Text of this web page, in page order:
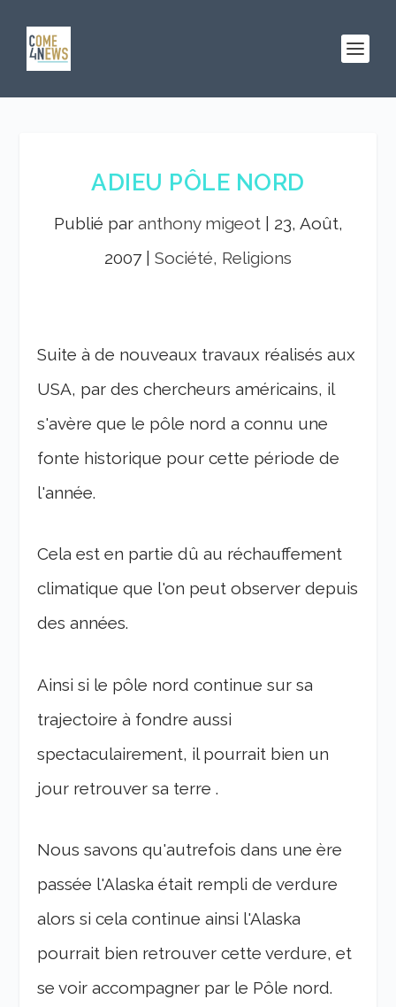
ADIEU PÔLE NORD
Publié par anthony migeot| 23, Août,
2007
Société, Religions
Suite à de nouveaux travaux réalisés aux
USA, par des chercheurs américains, il
s'avère que le pôle nord a connu une
fonte historique pour cette période de
l'année.
Cela est en partie dû au réchauffement
climatique que l'on peut observer depuis
des années.
Ainsi si le pôle nord continue sur sa
trajectoire à fondre aussi
spectaculairement, il pourrait bien un
jour retrouver sa terre .
Nous savons qu'autrefois dans une ère
passée l'Alaska était rempli de verdure
alors si cela continue ainsi l'Alaska
pourrait bien retrouver cette verdure, et
se voir accompagner par le Pôle nord.